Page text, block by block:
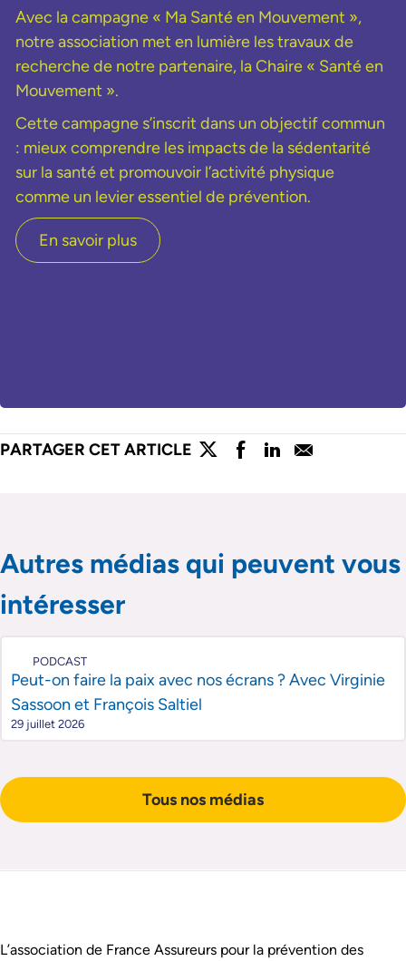
Avec la campagne « Ma Santé en Mouvement »,
notre association met en lumière les travaux de
recherche de notre partenaire, la Chaire « Santé en
Mouvement ».
Cette campagne s’inscrit dans un objectif commun
: mieux comprendre les impacts de la sédentarité
sur la santé et promouvoir l’activité physique
comme un levier essentiel de prévention.
En savoir plus
PARTAGER CET ARTICLE Partager l'article sur twitter
lien externe
Partager l'article sur facebook
lien externe
Partager l'article sur
lien externe
Partager l'article
lien externe
Autres médias qui peuvent vous
intéresser
PODCAST
Peut-on faire la paix avec nos écrans ? Avec Virginie
Sassoon et François Saltiel
29 juillet 2026
Tous nos médias
Assurance Prévention est :
L’association de France Assureurs pour la prévention des